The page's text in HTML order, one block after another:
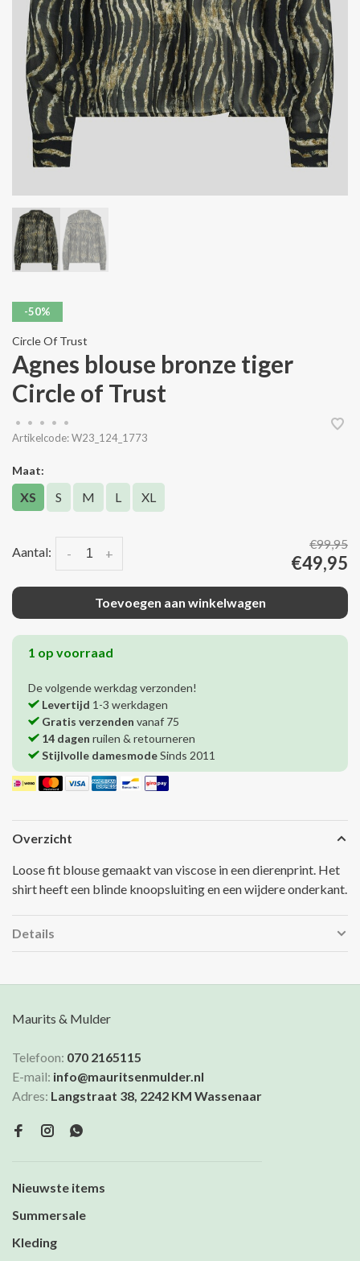
-50%
Circle Of Trust
Agnes blouse bronze tiger
Circle of Trust
• • • •
•
Artikelcode:W23_124_1773
Maat:
XS S M L XL
Aantal: +
-
€99,95
€49,95
Toevoegen aan winkelwagen
1 op voorraad
De volgende werkdag verzonden!
Levertijd 1-3 werkdagen
Gratis verzenden vanaf 75
14 dagen ruilen & retourneren
Stijlvolle damesmodeSinds 2011
Overzicht
Loose fit blouse gemaakt van viscose in een dierenprint. Het
shirt heeft een blinde knoopsluiting en een wijdere onderkant.
Details
Maurits & Mulder
Telefoon: 070 2165115
E-mail: info@mauritsenmulder.nl
Adres: Langstraat 38, 2242 KM Wassenaar
Nieuwste items
Summersale
Kleding